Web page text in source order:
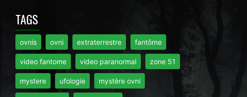
TAGS
ovnis ovni extraterrestre fantôme
video fantome video paranormal zone 51
mystere ufologie mystère ovni